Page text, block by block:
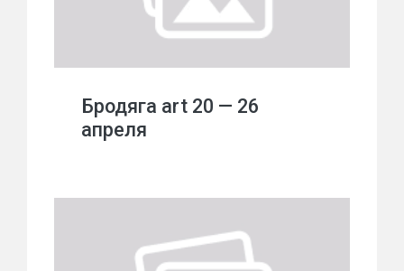
Бродяга art 20 — 26
апреля